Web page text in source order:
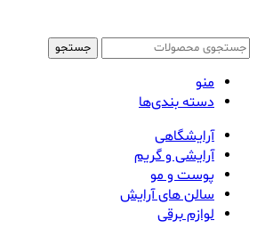
جستجو
منو
دسته بندی‌ها
آرایشگاهی
آرایشی و گریم
پوست و مو
سالن های آرایش
لوازم برقی